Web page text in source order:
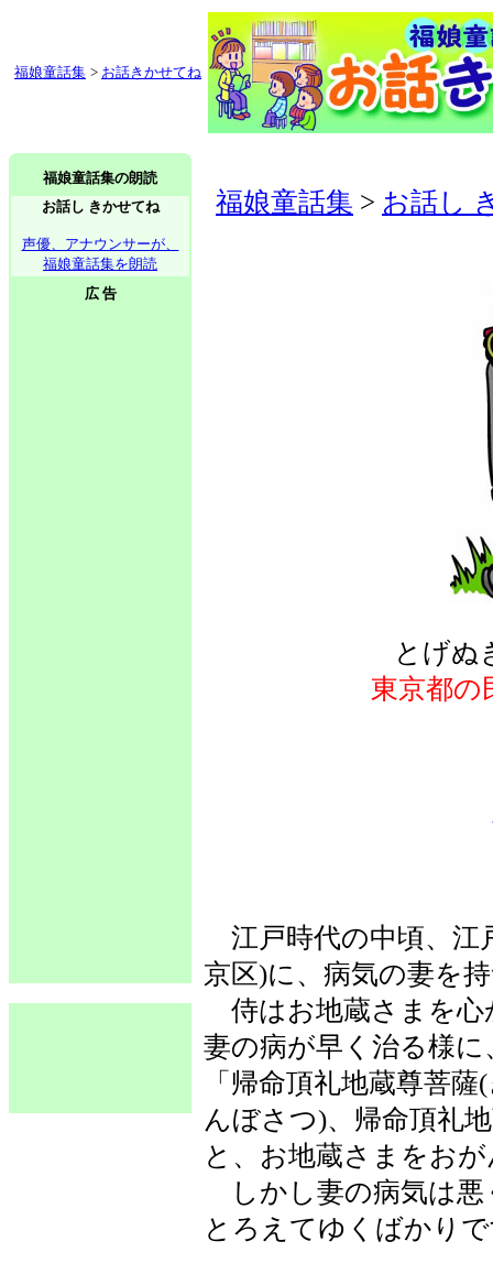
福娘童話集 > お話きかせてね
福娘童話集の朗読
お話し きかせてね
声優、アナウンサーが、
福娘童話集を朗読
広 告
福娘童話集 > お話し
とげぬ
東京都の
江戸時代の中頃、江
京区)に、病気の妻を
侍はお地蔵さまを心
妻の病が早く治る様に
「帰命頂礼地蔵尊菩
んぼさつ)、帰命頂礼
と、お地蔵さまをお
しかし妻の病気は悪
とろえてゆくばかり